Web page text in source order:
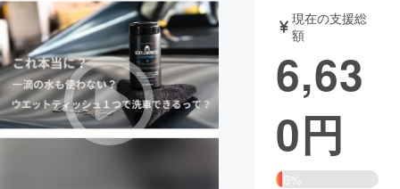
アート・写真 音楽
テクノロジー・ガジェット ゲーム・サ
映像・映画 書籍・雑誌
チャレンジ
現在の支援総
額
6,63
0円
6%